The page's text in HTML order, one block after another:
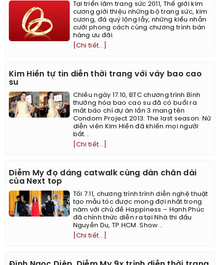
Tại triển lãm trang sức 2011, Thế giới kim
cương giới thiệu những bộ trang sức, kim
cương, đá quý lộng lẫy, những kiểu nhẫn
cưới phong cách cùng chương trình bán
hàng ưu đãi.
[Chi tiết...]
Kim Hiền tự tin diễn thời trang với váy bao cao
su
Chiều ngày 17.10, BTC chương trình Bình
thường hóa bao cao su đã có buổi ra
mắt báo chí dự án lần 3 mang tên
Condom Project 2013: The last season. Nữ
diễn viên Kim Hiền đã khiến mọi người
bất...
[Chi tiết...]
Diễm My đọ dáng catwalk cùng dàn chân dài
của Next top
Tối 7.11, chương trình trình diễn nghệ thuật
tạo mẫu tóc được mong đợi nhất trong
năm với chủ đề Happiness – Hạnh Phúc
đã chính thức diễn ra tại Nhà thi đấu
Nguyễn Du, TP.HCM. Show...
[Chi tiết...]